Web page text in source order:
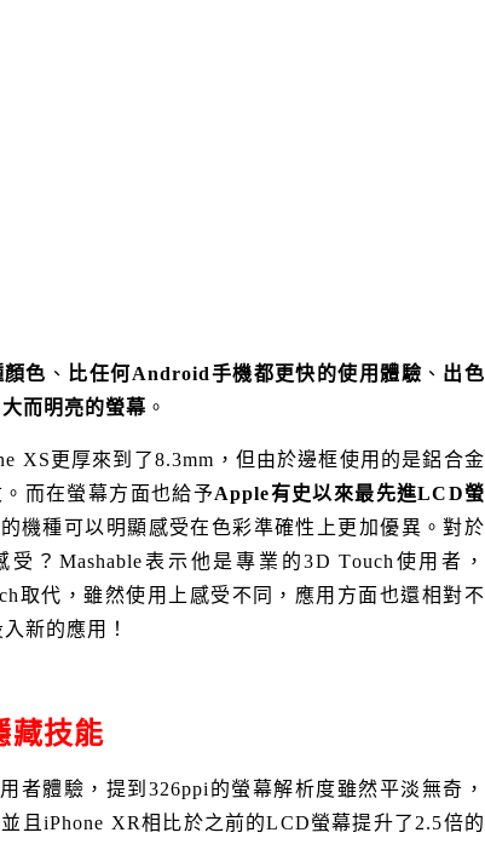
顏色 、 比任何Android手機都更快的使用體驗 、 出色
大而明亮的螢幕 。
XS更厚來到了8.3mm，但由於邊框使用的是鋁合金
而在螢幕方面也給予Apple有史以來最先進LCD螢
機種可以明顯感受在色彩準確性上更加優異。對於
？Mashable表示他是專業的3D Touch使用者，
取代，雖然使用上感受不同，應用方面也還相對不
新的應用！
藏技能
者體驗，提到326ppi的螢幕解析度雖然平淡無奇，
且iPhone XR相比於之前的LCD螢幕提升了2.5倍的